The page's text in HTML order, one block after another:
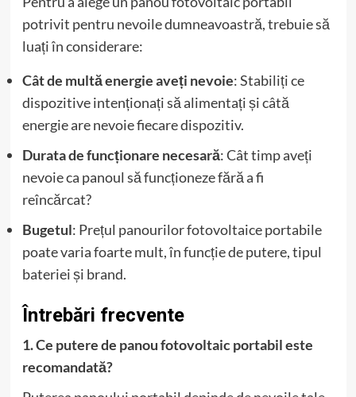
potrivit pentru nevoile dumneavoastră, trebuie să
luați în considerare:
Cât de multă energie aveți nevoie: Stabiliți ce
dispozitive intenționați să alimentați și câtă
energie are nevoie fiecare dispozitiv.
Durata de funcționare necesară: Cât timp aveți
nevoie ca panoul să funcționeze fără a fi
reîncărcat?
Bugetul: Prețul panourilor fotovoltaice portabile
poate varia foarte mult, în funcție de putere, tipul
bateriei și brand.
Întrebări frecvente
1. Ce putere de panou fotovoltaic portabil este
recomandată?